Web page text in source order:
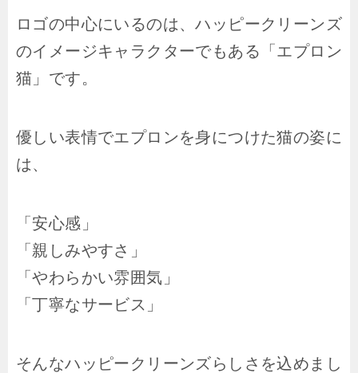
ロゴの中心にいるのは、ハッピークリーンズ
のイメージキャラクターでもある「エプロン
猫」です。
優しい表情でエプロンを身につけた猫の姿に
は、
「安心感」
「親しみやすさ」
「やわらかい雰囲気」
「丁寧なサービス」
そんなハッピークリーンズらしさを込めまし